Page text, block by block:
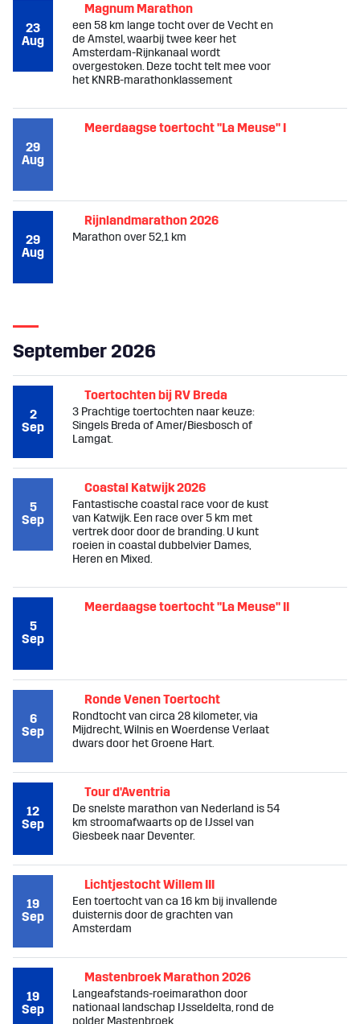
23
Aug
Magnum Marathon
een 58 km lange tocht over de Vecht en
de Amstel, waarbij twee keer het
Amsterdam-Rijnkanaal wordt
overgestoken. Deze tocht telt mee voor
het KNRB-marathonklassement
29
Aug
Meerdaagse toertocht "La Meuse" I
29
Aug
Rijnlandmarathon 2026
Marathon over 52,1 km
September 2026
2
Sep
Toertochten bij RV Breda
3 Prachtige toertochten naar keuze:
Singels Breda of Amer/Biesbosch of
Lamgat.
5
Sep
Coastal Katwijk 2026
Fantastische coastal race voor de kust
van Katwijk. Een race over 5 km met
vertrek door door de branding. U kunt
roeien in coastal dubbelvier Dames,
Heren en Mixed.
5
Sep
Meerdaagse toertocht "La Meuse" II
6
Sep
Ronde Venen Toertocht
Rondtocht van circa 28 kilometer, via
Mijdrecht, Wilnis en Woerdense Verlaat
dwars door het Groene Hart.
12
Sep
Tour d'Aventria
De snelste marathon van Nederland is 54
km stroomafwaarts op de IJssel van
Giesbeek naar Deventer.
19
Sep
Lichtjestocht Willem III
Een toertocht van ca 16 km bij invallende
duisternis door de grachten van
Amsterdam
19
Sep
Mastenbroek Marathon 2026
Langeafstands-roeimarathon door
nationaal landschap IJsseldelta, rond de
polder Mastenbroek